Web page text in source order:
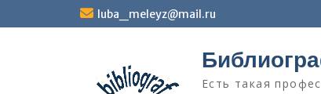
к
luba_meleyz@mail.ru
Есть такая